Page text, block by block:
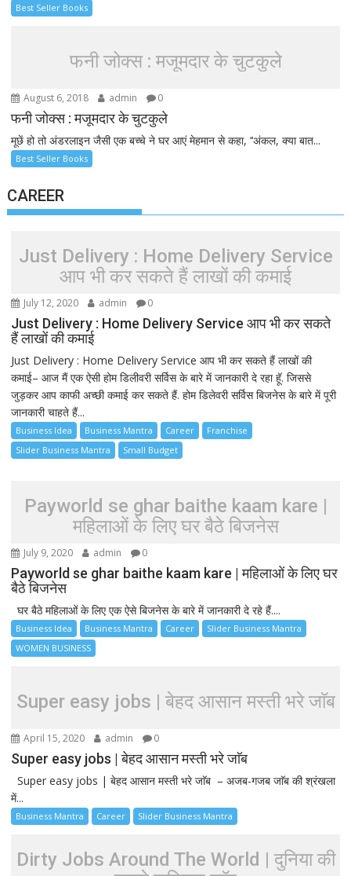
Best Seller Books
फनी जोक्स : मजूमदार के चुटकुले
August 6, 2018 admin 0
फनी जोक्स : मजूमदार के चुटकुले
मूछें हो तो अंडरलाइन जैसी एक बच्चे ने घर आएं मेहमान से कहा, ‘‘अंकल, क्या बात...
Best Seller Books
CAREER
Just Delivery : Home Delivery Service
आप भी कर सकते हैं लाखों की कमाई
July 12, 2020 admin 0
Just Delivery : Home Delivery Service आप भी कर सकते
हैं लाखों की कमाई
Just Delivery : Home Delivery Service आप भी कर सकते हैं लाखों की
कमाई– आज मैं एक ऐसी होम डिलीवरी सर्विस के बारे में जानकारी दे रहा हूॅ. जिससे
जुड़कर आप काफी अच्छी कमाई कर सकते हैं. होम डिलेवरी सर्विस बिजनेस के बारे में पूरी
जानकारी चाहते हैं...
Business Idea Business Mantra Career
Franchise
Slider Business Mantra
Small Budget
Payworld se ghar baithe kaam kare |
महिलाओं के लिए घर बैठे बिजनेस
July 9, 2020 admin 0
Payworld se ghar baithe kaam kare | महिलाओं के लिए घर
बैठे बिजनेस
घर बैठे महिलाओं के लिए एक ऐसे बिजनेस के बारे में जानकारी दे रहे हैं....
Business Idea Business Mantra Career
Slider Business Mantra
WOMEN BUSINESS
Super easy jobs | बेहद आसान मस्ती भरे जाॅब
April 15, 2020 admin 0
Super easy jobs | बेहद आसान मस्ती भरे जाॅब
Super easy jobs | बेहद आसान मस्ती भरे जाॅब – अजब-गजब जाॅब की श्रंखला
में...
Business Mantra Career Slider Business Mantra
Dirty Jobs Around The World | दुनिया की